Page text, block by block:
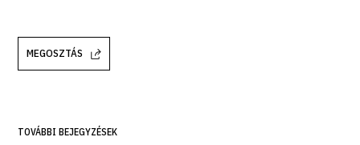
MEGOSZTÁS
TOVÁBBI BEJEGYZÉSEK